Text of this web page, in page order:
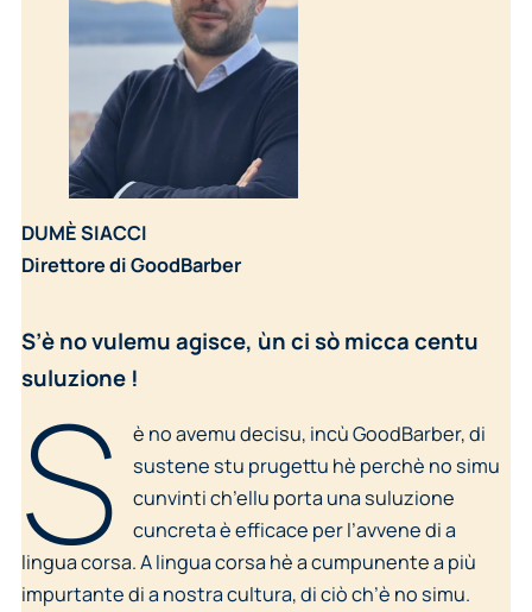
DUMÈ SIACCI
Direttore di GoodBarber
S’è no vulemu agisce, ùn ci sò micca centu
suluzione !
S
è no avemu decisu, incù GoodBarber, di
sustene stu prugettu hè perchè no simu
cunvinti ch’ellu porta una suluzione
cuncreta è efficace per l’avvene di a
lingua corsa. A lingua corsa hè a cumpunente a più
impurtante di a nostra cultura, di ciò ch’è no simu.